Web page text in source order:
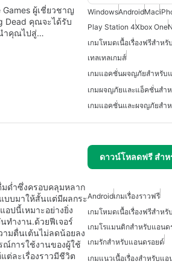
ผู้เชี่ยวชาญ
Dead คุณจะได้รับ
นำคุณไปสู่…
WindowsAndroidMac
Play Station 4Xbox One
เกมโหมดเนื้อเรื่องฟรีสำห
เทลเทลเกมส์
เกมแอคชั่นผจญภัยสำหรับ
เกมผจญภัยและแอ็คชั่นสำ
เกมแอคชั่นและผจญภัยสำ
ดาวน์โหลดฟรี สำ
ด่ำซึ่งครอบคลุมหลาก
บบมาให้สั้นแต่มีผลกระ
อปนี้เหมาะอย่างยิ่ง
ทำงาน.ด้วยฟีเจอร์
ามตื่นเต้นไม่ลดน้อยลง
การใช้งานของผู้ใช้
ต่ละเรื่องราวมีชีวิต
Androidเกมเรื่องราวฟรี
เกมโหมดเนื้อเรื่องฟรีสำห
เกมโรแมนติกสำหรับแอนด
เกมรักสำหรับแอนดรอยด์
เกมแนวเนื้อเรื่องสำหรับแ